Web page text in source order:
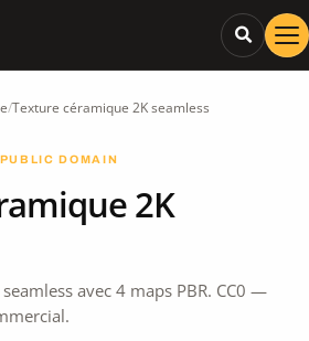
/Texture céramique 2K seamless
DOMAIN
2K
avec 4 maps PBR. CC0 —